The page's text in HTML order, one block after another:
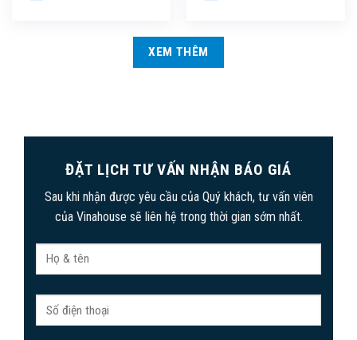
XEM THÊM
ĐẶT LỊCH TƯ VẤN NHẬN BÁO GIÁ
Sau khi nhận được yêu cầu của Quý khách, tư vấn viên
của Vinahouse sẽ liên hệ trong thời gian sớm nhất.